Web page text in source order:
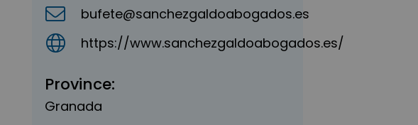
bufete@sanchezgaldoabogados.es
https://www.sanchezgaldoabogados.es/
Province:
Granada